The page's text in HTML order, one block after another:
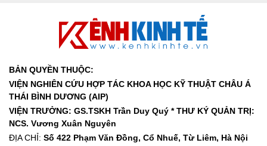
BẢN QUYỀN THUỘC:
VIỆN NGHIÊN CỨU HỢP TÁC KHOA HỌC KỸ THUẬT CHÂU Á
THÁI BÌNH DƯƠNG (AIP)
VIỆN TRƯỞNG: GS.TSKH Trần Duy Quý *THƯ KÝ QUẢN TRỊ:
NCS. Vương Xuân Nguyên
ĐỊA CHỈ: Số 422 Phạm Văn Đồng, Cổ Nhuế, Từ Liêm, Hà Nội